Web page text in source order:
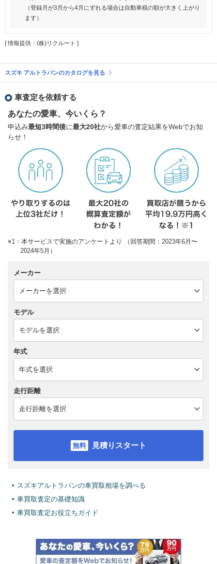
（登録月が3月から4月にずれる場合は自動車税の額が大きく上がり
ます）
[ 情報提供：(株)リクルート ]
スズキ アルトラパンのカタログを見る
車査定を依頼する
あなたの愛車、今いくら？
申込み最短3時間後に最大20社から愛車の査定結果をWebでお知
らせ！
※1：本サービスで実施のアンケートより （回答期間：2023年6月〜
2024年5月）
メーカー
モデル
年式
走行距離
見積りスタート
スズキアルトラパンの車買取相場を調べる
車買取査定の基礎知識
車買取査定お役立ちガイド